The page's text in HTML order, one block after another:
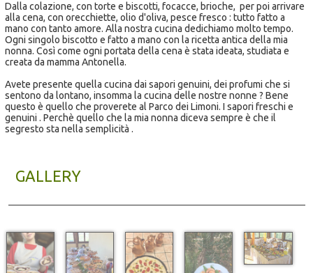
Dalla colazione, con torte e biscotti, focacce, brioche, per poi arrivare
alla cena, con orecchiette, olio d'oliva, pesce fresco : tutto fatto a
mano con tanto amore. Alla nostra cucina dedichiamo molto tempo.
Ogni singolo biscotto e fatto a mano con la ricetta antica della mia
nonna. Così come ogni portata della cena è stata ideata, studiata e
creata da mamma Antonella.
Avete presente quella cucina dai sapori genuini, dei profumi che si
sentono da lontano, insomma la cucina delle nostre nonne ? Bene
questo è quello che proverete al Parco dei Limoni. I sapori freschi e
genuini . Perchè quello che la mia nonna diceva sempre è che il
segresto sta nella semplicità .
GALLERY